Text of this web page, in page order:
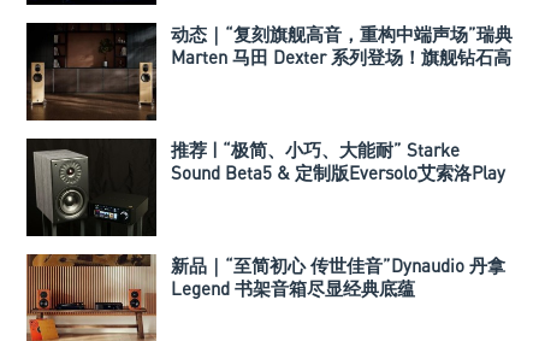
动态｜“复刻旗舰高音，重构中端声场”瑞典
Marten 马田 Dexter 系列登场！旗舰钻石高
推荐 | “极简、小巧、大能耐” Starke
Sound Beta5 & 定制版Eversolo艾索洛Play
新品｜“至简初心 传世佳音”Dynaudio 丹拿
Legend 书架音箱尽显经典底蕴